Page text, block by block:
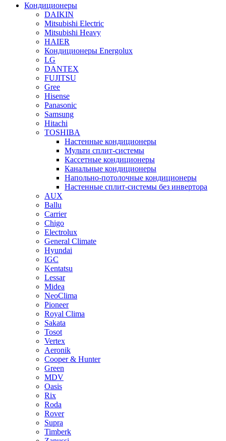
Кондиционеры
DAIKIN
Mitsubishi Electric
Mitsubishi Heavy
HAIER
Кондиционеры Energolux
LG
DANTEX
FUJITSU
Gree
Hisense
Panasonic
Samsung
Hitachi
TOSHIBA
Настенные кондиционеры
Мульти сплит-системы
Кассетные кондиционеры
Канальные кондиционеры
Напольно-потолочные кондиционеры
Настенные сплит-системы без инвертора
AUX
Ballu
Carrier
Chigo
Electrolux
General Climate
Hyundai
IGC
Kentatsu
Lessar
Midea
NeoClima
Pioneer
Royal Clima
Sakata
Tosot
Vertex
Aeronik
Cooper & Hunter
Green
MDV
Oasis
Rix
Roda
Rover
Supra
Timberk